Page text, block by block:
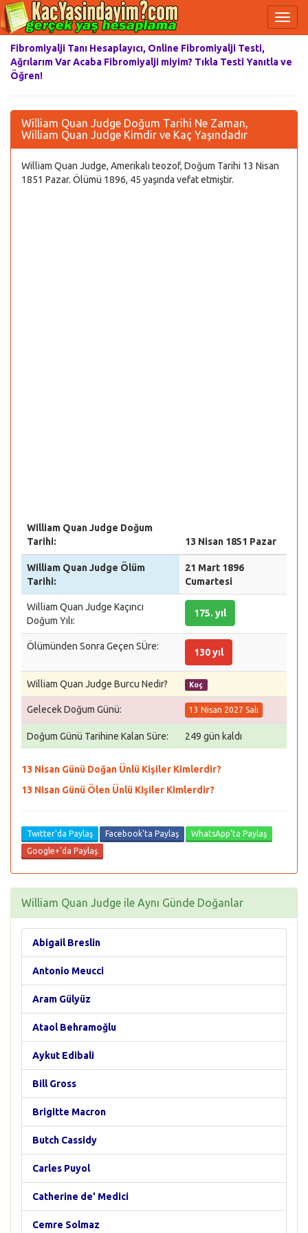
Fibromiyalji Tanı Hesaplayıcı, Online Fibromiyalji Testi,
Ağrılarım Var Acaba Fibromiyalji miyim? Tıkla Testi Yanıtla ve
Öğren!
William Quan Judge Doğum Tarihi Ne Zaman,
William Quan Judge Kimdir ve Kaç Yaşındadır
William Quan Judge, Amerikalı teozof, Doğum Tarihi 13 Nisan
1851 Pazar. Ölümü 1896, 45 yaşında vefat etmiştir.
William Quan Judge Doğum
Tarihi:
13 Nisan 1851 Pazar
William Quan Judge Ölüm
Tarihi:
21 Mart 1896
Cumartesi
William Quan Judge Kaçıncı
Doğum Yılı:
175. yıl
Ölümünden Sonra Geçen SÜre:
130 yıl
William Quan Judge Burcu Nedir? Koç
Gelecek Doğum Günü: 13 Nisan 2027 Salı
Doğum Günü Tarihine Kalan Süre: 249 gün kaldı
13 Nisan Günü Doğan Ünlü Kişiler Kimlerdir?
13 Nisan Günü Ölen Ünlü Kişiler Kimlerdir?
Twitter'da Paylaş Facebook'ta Paylaş
WhatsApp'ta Paylaş
Google+'da Paylaş
William Quan Judge ile Aynı Günde Doğanlar
Abigail Breslin
Antonio Meucci
Aram Gülyüz
Ataol Behramoğlu
Aykut Edibali
Bill Gross
Brigitte Macron
Butch Cassidy
Carles Puyol
Catherine de' Medici
Cemre Solmaz